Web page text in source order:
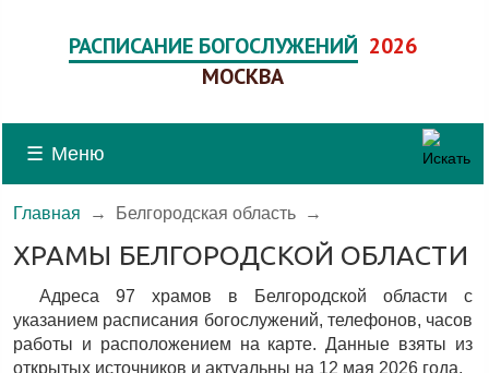
РАСПИСАНИЕ БОГОСЛУЖЕНИЙ 2026
МОСКВА
☰ Меню
Главная → Белгородская область →
ХРАМЫ БЕЛГОРОДСКОЙ ОБЛАСТИ
Адреса 97 храмов в Белгородской области c
указанием расписания богослужений, телефонов, часов
работы и расположением на карте. Данные взяты из
открытых источников и актуальны на 12 мая 2026 года.